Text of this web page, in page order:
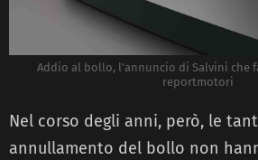
Addio al bollo, l’annuncio di Salvini che
reportmotori
Nel corso degli anni, però, le
annullamento del bollo non